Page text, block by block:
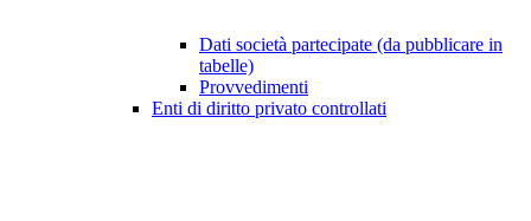
Dati società partecipate (da pubblicare in
tabelle)
Provvedimenti
Enti di diritto privato controllati